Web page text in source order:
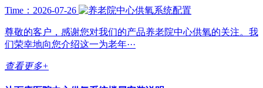
Time：2026-07-26
尊敬的客户，感谢您对我们的产品养老院中心供氧的关注。我
们荣幸地向您介绍这一为老年···
查看更多+